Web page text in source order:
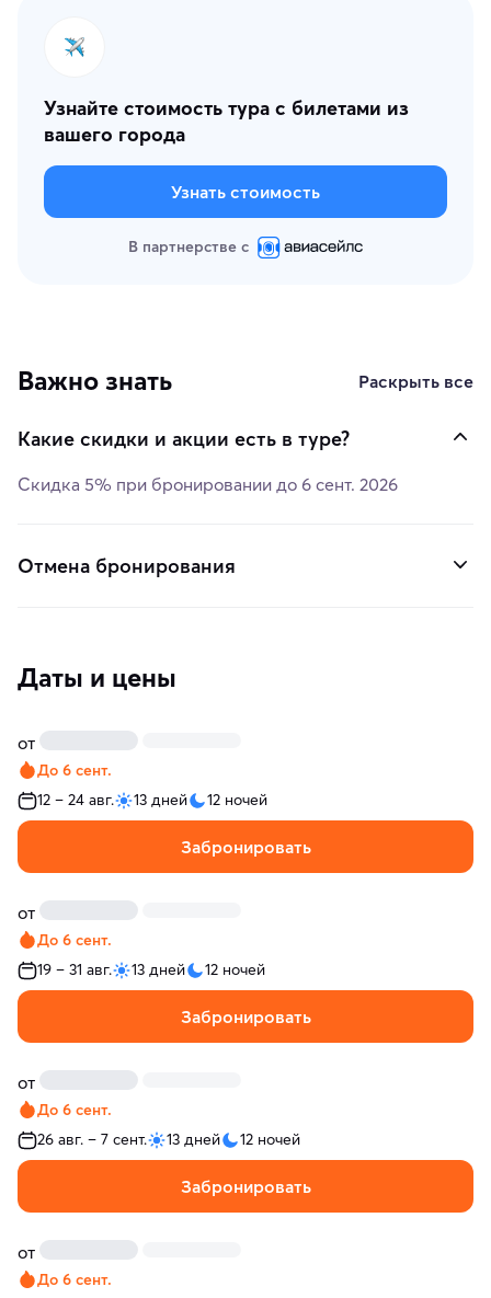
Узнайте стоимость тура с билетами из
вашего города
Узнать стоимость
В партнерстве с
Важно знать Раскрыть все
Какие скидки и акции есть в туре?
Скидка 5% при бронировании до 6 сент. 2026
Отмена бронирования
Даты и цены
от
До 6 сент.
12 – 24 авг.
13 дней 12 ночей
Забронировать
от
До 6 сент.
19 – 31 авг.
13 дней 12 ночей
Забронировать
от
До 6 сент.
26 авг. – 7 сент.
13 дней 12 ночей
Забронировать
от
До 6 сент.